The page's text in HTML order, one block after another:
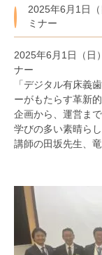
2025年6月1日
ミナー
2025年6月1日（日
ナー
「デジタル有床義
ーがもたらす革新
企画から、運営ま
学びの多い素晴ら
講師の田坂先生、